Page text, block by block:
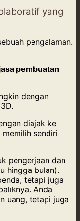
yang
pengalaman.
jasa pembuatan
dengan
diajak ke
memilih sendiri
pengerjaan dan
hingga bulan).
tetapi juga
Anda
uang, tetapi juga